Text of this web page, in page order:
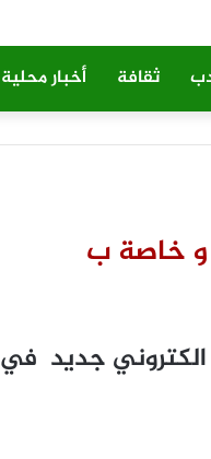
ثقافة أخبار محلية
و خاصة ب
جديد في